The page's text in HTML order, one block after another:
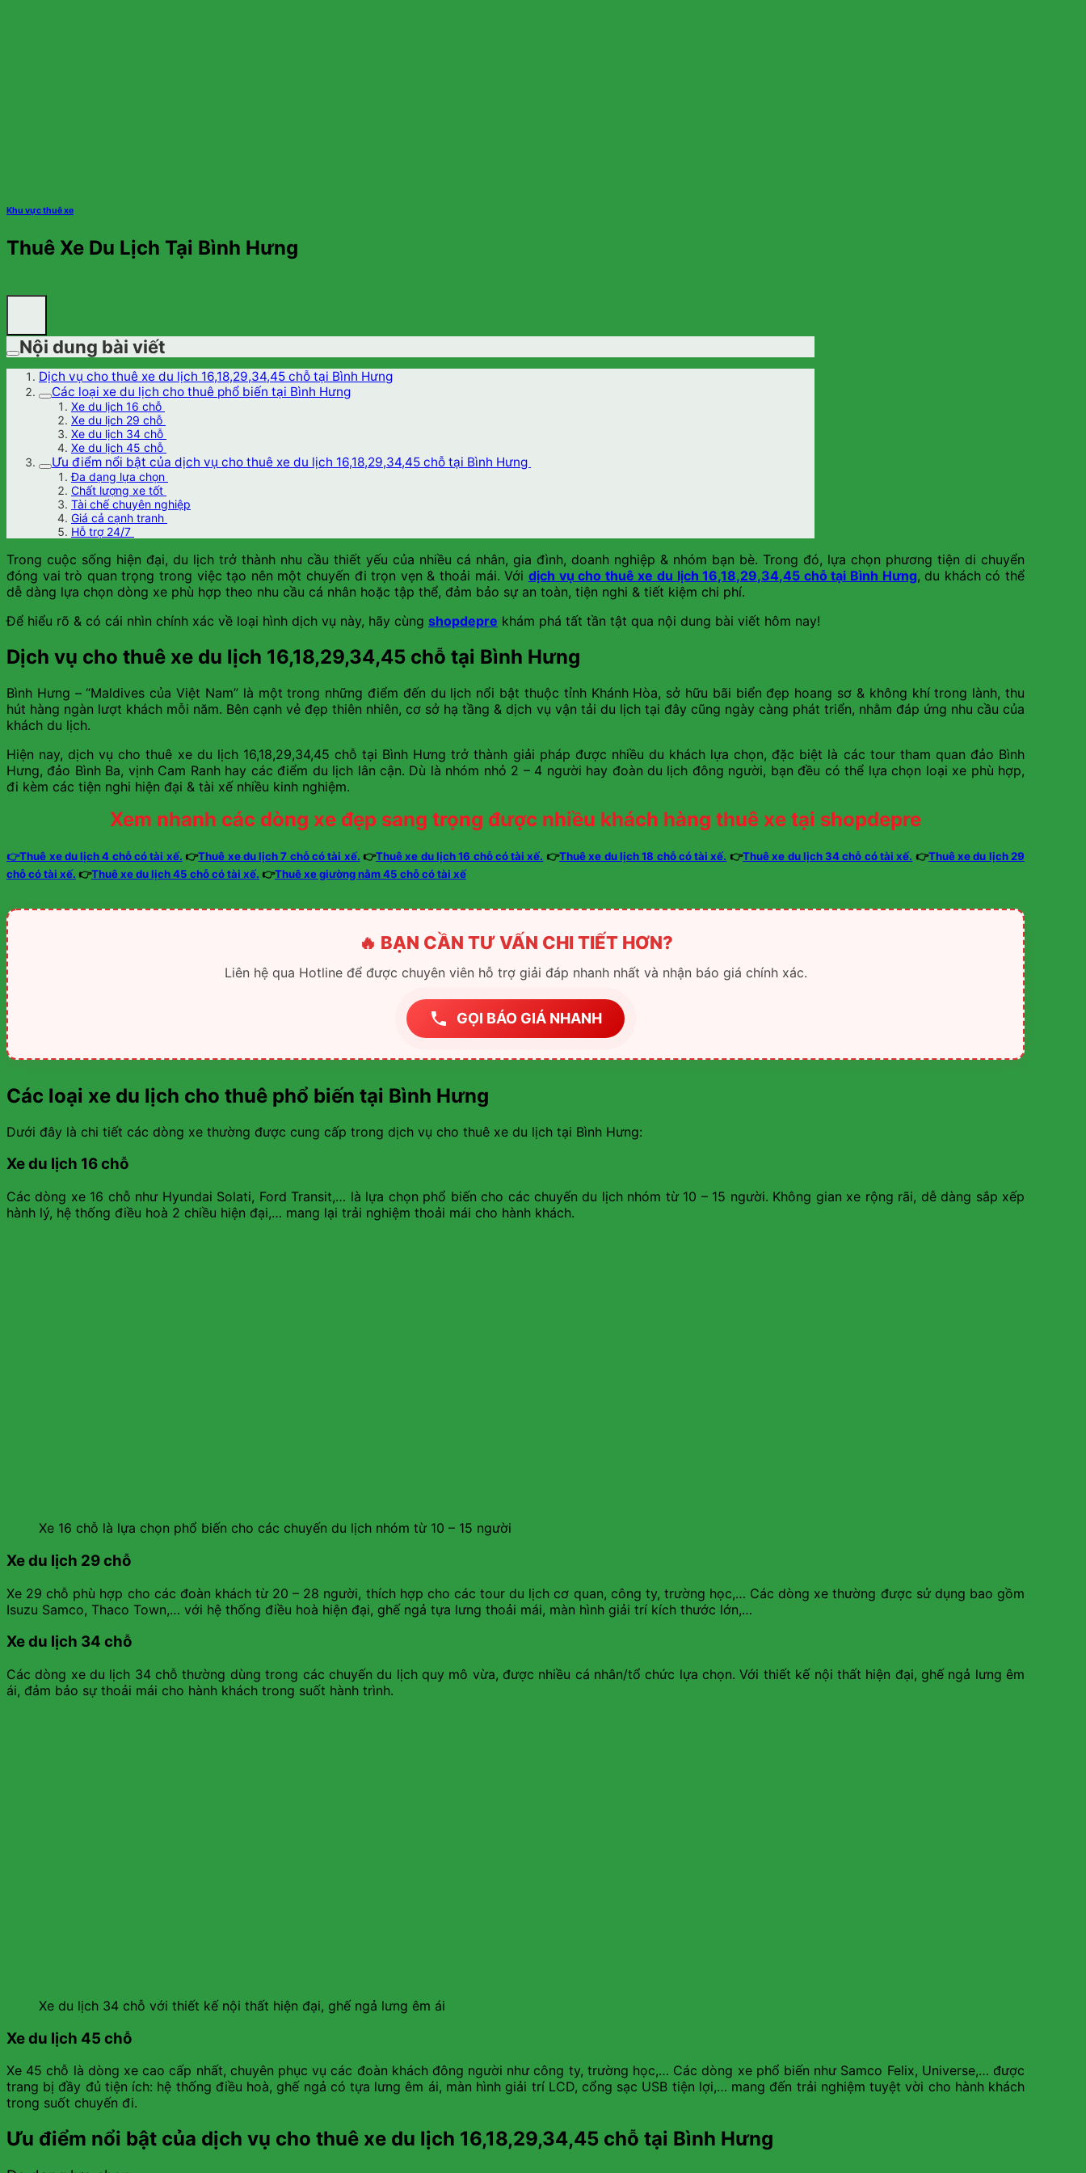
Khu vực thuê xe
Thuê Xe Du Lịch Tại Bình Hưng
Nội dung bài viết
Dịch vụ cho thuê xe du lịch 16,18,29,34,45 chỗ tại Bình Hưng
Các loại xe du lịch cho thuê phổ biến tại Bình Hưng
Xe du lịch 16 chỗ
Xe du lịch 29 chỗ
Xe du lịch 34 chỗ
Xe du lịch 45 chỗ
Ưu điểm nổi bật của dịch vụ cho thuê xe du lịch 16,18,29,34,45 chỗ tại Bình Hưng
Đa dạng lựa chọn
Chất lượng xe tốt
Tài chế chuyên nghiệp
Giá cả cạnh tranh
Hỗ trợ 24/7
Trong cuộc sống hiện đại, du lịch trở thành nhu cầu thiết yếu của nhiều cá nhân, gia đình, doanh nghiệp & nhóm bạn bè. Trong đó, lựa chọn phương tiện di chuyển
đóng vai trò quan trọng trong việc tạo nên một chuyến đi trọn vẹn & thoải mái. Với dịch vụ cho thuê xe du lịch 16,18,29,34,45 chỗ tại Bình Hưng, du khách có thể
dễ dàng lựa chọn dòng xe phù hợp theo nhu cầu cá nhân hoặc tập thể, đảm bảo sự an toàn, tiện nghi & tiết kiệm chi phí.
Để hiểu rõ & có cái nhìn chính xác về loại hình dịch vụ này, hãy cùng shopdepre khám phá tất tần tật qua nội dung bài viết hôm nay!
Dịch vụ cho thuê xe du lịch 16,18,29,34,45 chỗ tại Bình Hưng
Bình Hưng – “Maldives của Việt Nam” là một trong những điểm đến du lịch nổi bật thuộc tỉnh Khánh Hòa, sở hữu bãi biển đẹp hoang sơ & không khí trong lành, thu
hút hàng ngàn lượt khách mỗi năm. Bên cạnh vẻ đẹp thiên nhiên, cơ sở hạ tầng & dịch vụ vận tải du lịch tại đây cũng ngày càng phát triển, nhằm đáp ứng nhu cầu của
khách du lịch.
Hiện nay, dịch vụ cho thuê xe du lịch 16,18,29,34,45 chỗ tại Bình Hưng trở thành giải pháp được nhiều du khách lựa chọn, đặc biệt là các tour tham quan đảo Bình
Hưng, đảo Bình Ba, vịnh Cam Ranh hay các điểm du lịch lân cận. Dù là nhóm nhỏ 2 – 4 người hay đoàn du lịch đông người, bạn đều có thể lựa chọn loại xe phù hợp,
đi kèm các tiện nghi hiện đại & tài xế nhiều kinh nghiệm.
Xem nhanh các dòng xe đẹp sang trọng được nhiều khách hàng thuê xe tại shopdepre
👉Thuê xe du lịch 4 chỗ có tài xế. 👉Thuê xe du lịch 7 chỗ có tài xế. 👉Thuê xe du lịch 16 chỗ có tài xế. 👉Thuê xe du lịch 18 chỗ có tài xế. 👉Thuê xe du lịch 34 chỗ có tài xế. 👉Thuê xe du lịch 29
chỗ có tài xế. 👉Thuê xe du lịch 45 chỗ có tài xế. 👉Thuê xe giường nằm 45 chỗ có tài xế
🔥 BẠN CẦN TƯ VẤN CHI TIẾT HƠN?
Liên hệ qua Hotline để được chuyên viên hỗ trợ giải đáp nhanh nhất và nhận báo giá chính xác.
GỌI BÁO GIÁ NHANH
Các loại xe du lịch cho thuê phổ biến tại Bình Hưng
Dưới đây là chi tiết các dòng xe thường được cung cấp trong dịch vụ cho thuê xe du lịch tại Bình Hưng:
Xe du lịch 16 chỗ
Các dòng xe 16 chỗ như Hyundai Solati, Ford Transit,… là lựa chọn phổ biến cho các chuyến du lịch nhóm từ 10 – 15 người. Không gian xe rộng rãi, dễ dàng sắp xếp
hành lý, hệ thống điều hoà 2 chiều hiện đại,… mang lại trải nghiệm thoải mái cho hành khách.
Xe 16 chỗ là lựa chọn phổ biến cho các chuyến du lịch nhóm từ 10 – 15 người
Xe du lịch 29 chỗ
Xe 29 chỗ phù hợp cho các đoàn khách từ 20 – 28 người, thích hợp cho các tour du lịch cơ quan, công ty, trường học,… Các dòng xe thường được sử dụng bao gồm
Isuzu Samco, Thaco Town,… với hệ thống điều hoà hiện đại, ghế ngả tựa lưng thoải mái, màn hình giải trí kích thước lớn,…
Xe du lịch 34 chỗ
Các dòng xe du lịch 34 chỗ thường dùng trong các chuyến du lịch quy mô vừa, được nhiều cá nhân/tổ chức lựa chọn. Với thiết kế nội thất hiện đại, ghế ngả lưng êm
ái, đảm bảo sự thoải mái cho hành khách trong suốt hành trình.
Xe du lịch 34 chỗ với thiết kế nội thất hiện đại, ghế ngả lưng êm ái
Xe du lịch 45 chỗ
Xe 45 chỗ là dòng xe cao cấp nhất, chuyên phục vụ các đoàn khách đông người như công ty, trường học,… Các dòng xe phổ biến như Samco Felix, Universe,… được
trang bị đầy đủ tiện ích: hệ thống điều hoà, ghế ngả có tựa lưng êm ái, màn hình giải trí LCD, cổng sạc USB tiện lợi,… mang đến trải nghiệm tuyệt vời cho hành khách
trong suốt chuyến đi.
Ưu điểm nổi bật của dịch vụ cho thuê xe du lịch 16,18,29,34,45 chỗ tại Bình Hưng